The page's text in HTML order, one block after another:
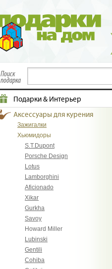
Поиск
подарка
Подарки & Интерьер
Аксессуары для курения
Зажигалки
Хьюмидоры
S.T.Dupont
Porsche Design
Lotus
Lamborghini
Aficionado
Xikar
Gurkha
Savoy
Howard Miller
Lubinski
Gentili
Cohiba